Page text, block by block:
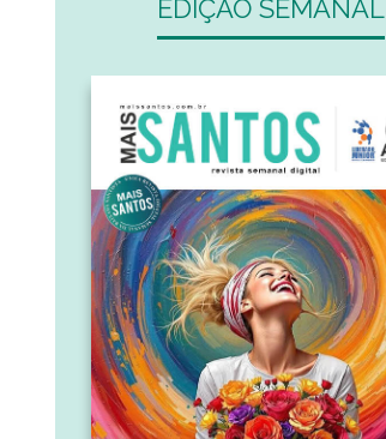
EDIÇÃO SEMANAL